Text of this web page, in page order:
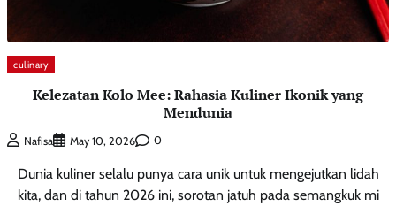
culinary
Kelezatan Kolo Mee: Rahasia Kuliner Ikonik yang
Mendunia
Nafisa May 10, 2026 0
Dunia kuliner selalu punya cara unik untuk mengejutkan lidah
kita, dan di tahun 2026 ini, sorotan jatuh pada semangkuk mi